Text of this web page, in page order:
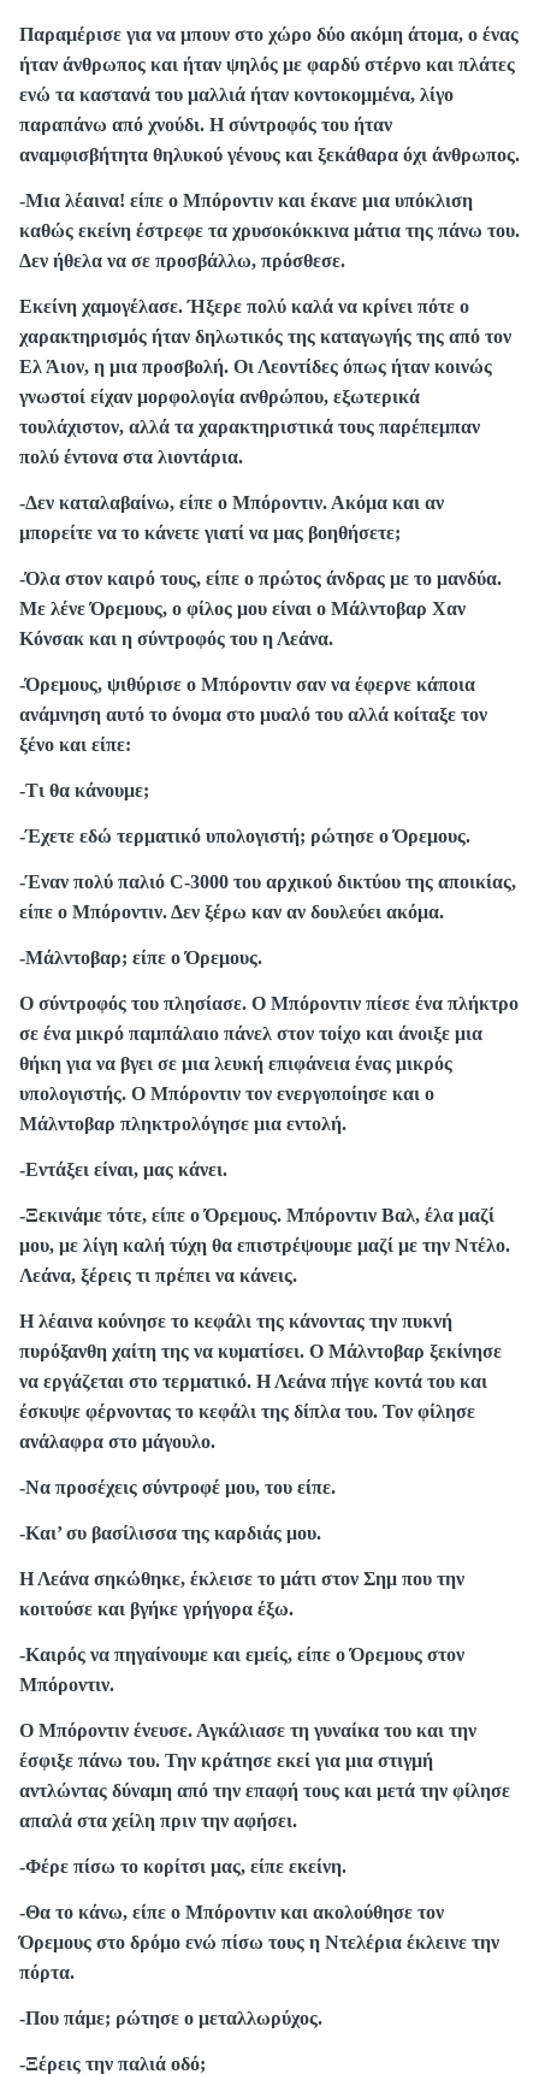
Παραμέρισε για να μπουν στο χώρο δύο ακόμη άτομα, ο ένας
ήταν άνθρωπος και ήταν ψηλός με φαρδύ στέρνο και πλάτες
ενώ τα καστανά του μαλλιά ήταν κοντοκομμένα, λίγο
παραπάνω από χνούδι. Η σύντροφός του ήταν
αναμφισβήτητα θηλυκού γένους και ξεκάθαρα όχι άνθρωπος.
-Μια λέαινα! είπε ο Μπόροντιν και έκανε μια υπόκλιση
καθώς εκείνη έστρεφε τα χρυσοκόκκινα μάτια της πάνω του.
Δεν ήθελα να σε προσβάλλω, πρόσθεσε.
Εκείνη χαμογέλασε. Ήξερε πολύ καλά να κρίνει πότε ο
χαρακτηρισμός ήταν δηλωτικός της καταγωγής της από τον
Ελ Άιον, η μια προσβολή. Οι Λεοντίδες όπως ήταν κοινώς
γνωστοί είχαν μορφολογία ανθρώπου, εξωτερικά
τουλάχιστον, αλλά τα χαρακτηριστικά τους παρέπεμπαν
πολύ έντονα στα λιοντάρια.
-Δεν καταλαβαίνω, είπε ο Μπόροντιν. Ακόμα και αν
μπορείτε να το κάνετε γιατί να μας βοηθήσετε;
-Όλα στον καιρό τους, είπε ο πρώτος άνδρας με το μανδύα.
Με λένε Όρεμους, ο φίλος μου είναι ο Μάλντοβαρ Χαν
Κόνσακ και η σύντροφός του η Λεάνα.
-Όρεμους, ψιθύρισε ο Μπόροντιν σαν να έφερνε κάποια
ανάμνηση αυτό το όνομα στο μυαλό του αλλά κοίταξε τον
ξένο και είπε:
-Τι θα κάνουμε;
-Έχετε εδώ τερματικό υπολογιστή; ρώτησε ο Όρεμους.
-Έναν πολύ παλιό C-3000 του αρχικού δικτύου της αποικίας,
είπε ο Μπόροντιν. Δεν ξέρω καν αν δουλεύει ακόμα.
-Μάλντοβαρ; είπε ο Όρεμους.
Ο σύντροφός του πλησίασε. Ο Μπόροντιν πίεσε ένα πλήκτρο
σε ένα μικρό παμπάλαιο πάνελ στον τοίχο και άνοιξε μια
θήκη για να βγει σε μια λευκή επιφάνεια ένας μικρός
υπολογιστής. Ο Μπόροντιν τον ενεργοποίησε και ο
Μάλντοβαρ πληκτρολόγησε μια εντολή.
-Εντάξει είναι, μας κάνει.
-Ξεκινάμε τότε, είπε ο Όρεμους. Μπόροντιν Βαλ, έλα μαζί
μου, με λίγη καλή τύχη θα επιστρέψουμε μαζί με την Ντέλο.
Λεάνα, ξέρεις τι πρέπει να κάνεις.
Η λέαινα κούνησε το κεφάλι της κάνοντας την πυκνή
πυρόξανθη χαίτη της να κυματίσει. Ο Μάλντοβαρ ξεκίνησε
να εργάζεται στο τερματικό. Η Λεάνα πήγε κοντά του και
έσκυψε φέρνοντας το κεφάλι της δίπλα του. Τον φίλησε
ανάλαφρα στο μάγουλο.
-Να προσέχεις σύντροφέ μου, του είπε.
-Και’ συ βασίλισσα της καρδιάς μου.
Η Λεάνα σηκώθηκε, έκλεισε το μάτι στον Σημ που την
κοιτούσε και βγήκε γρήγορα έξω.
-Καιρός να πηγαίνουμε και εμείς, είπε ο Όρεμους στον
Μπόροντιν.
Ο Μπόροντιν ένευσε. Αγκάλιασε τη γυναίκα του και την
έσφιξε πάνω του. Την κράτησε εκεί για μια στιγμή
αντλώντας δύναμη από την επαφή τους και μετά την φίλησε
απαλά στα χείλη πριν την αφήσει.
-Φέρε πίσω το κορίτσι μας, είπε εκείνη.
-Θα το κάνω, είπε ο Μπόροντιν και ακολούθησε τον
Όρεμους στο δρόμο ενώ πίσω τους η Ντελέρια έκλεινε την
πόρτα.
-Που πάμε; ρώτησε ο μεταλλωρύχος.
-Ξέρεις την παλιά οδό;